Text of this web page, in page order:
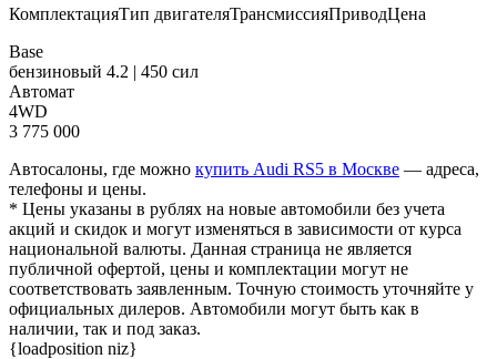
КомплектацияТип двигателяТрансмиссияПриводЦена
Base
бензиновый 4.2 | 450 сил
Автомат
4WD
3 775 000
Автосалоны, где можно купить Audi RS5 в Москве — адреса,
телефоны и цены.
* Цены указаны в рублях на новые автомобили без учета
акций и скидок и могут изменяться в зависимости от курса
национальной валюты. Данная страница не является
публичной офертой, цены и комплектации могут не
соответствовать заявленным. Точную стоимость уточняйте у
официальных дилеров. Автомобили могут быть как в
наличии, так и под заказ.
{loadposition niz}